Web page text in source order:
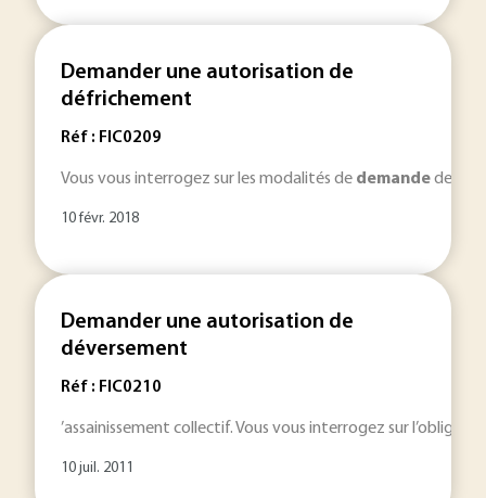
Demander une autorisation de
défrichement
Réf : FIC0209
Vous vous interrogez sur les modalités de demandede
10 févr. 2018
Demander une autorisation de
déversement
Réf : FIC0210
’assainissement collectif. Vous vous interrogez sur
10 juil. 2011